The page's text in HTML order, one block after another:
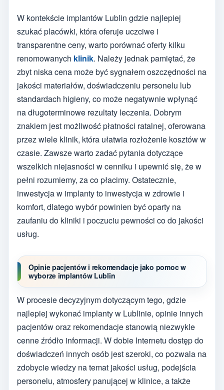
W kontekście implantów Lublin gdzie najlepiej
szukać placówki, która oferuje uczciwe i
transparentne ceny, warto porównać oferty kilku
renomowanych klinik. Należy jednak pamiętać, że
zbyt niska cena może być sygnałem oszczędności na
jakości materiałów, doświadczeniu personelu lub
standardach higieny, co może negatywnie wpłynąć
na długoterminowe rezultaty leczenia. Dobrym
znakiem jest możliwość płatności ratalnej, oferowana
przez wiele klinik, która ułatwia rozłożenie kosztów w
czasie. Zawsze warto zadać pytania dotyczące
wszelkich niejasności w cenniku i upewnić się, że w
pełni rozumiemy, za co płacimy. Ostatecznie,
inwestycja w implanty to inwestycja w zdrowie i
komfort, dlatego wybór powinien być oparty na
zaufaniu do kliniki i poczuciu pewności co do jakości
usług.
Opinie pacjentów i rekomendacje jako pomoc w
wyborze implantów Lublin
W procesie decyzyjnym dotyczącym tego, gdzie
najlepiej wykonać implanty w Lublinie, opinie innych
pacjentów oraz rekomendacje stanowią niezwykle
cenne źródło informacji. W dobie Internetu dostęp do
doświadczeń innych osób jest szeroki, co pozwala na
zdobycie wiedzy na temat jakości usług, podejścia
personelu, atmosfery panującej w klinice, a także